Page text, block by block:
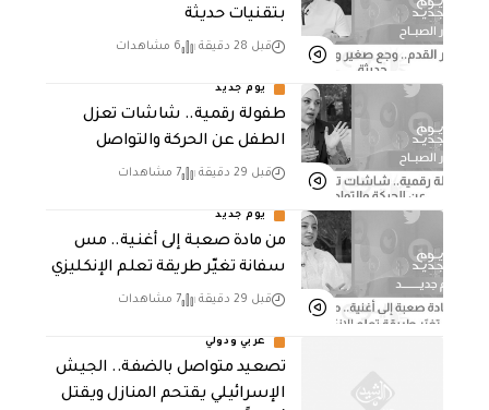
بتقنيات حديثة
قبل 28 دقيقة 6 مشاهدات
يوم جديد
طفولة رقمية.. شاشات تعزل
الطفل عن الحركة والتواصل
قبل 29 دقيقة 7 مشاهدات
يوم جديد
من مادة صعبة إلى أغنية.. مس
سفانة تغيّر طريقة تعلم الإنكليزي
قبل 29 دقيقة 7 مشاهدات
عربي ودولي
تصعيد متواصل بالضفة.. الجيش
الإسرائيلي يقتحم المنازل ويقتل